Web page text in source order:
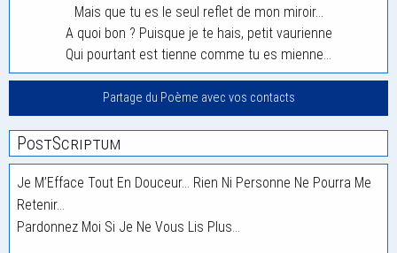
Mais que tu es le seul reflet de mon miroir…
A quoi bon ? Puisque je te hais, petit vaurienne
Qui pourtant est tienne comme tu es mienne…
Partage du Poème avec vos contacts
PostScriptum
Je M’Efface Tout En Douceur… Rien Ni Personne Ne Pourra Me
Retenir…
Pardonnez Moi Si Je Ne Vous Lis Plus…